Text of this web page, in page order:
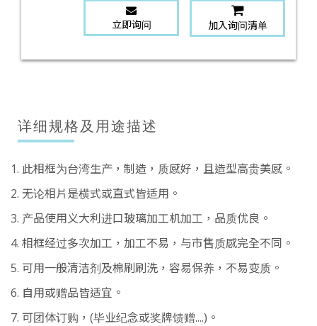
立即询问 加入询问清单
详细规格及用途描述
1. 此相框为台湾生产，制造，质感好，且造型高贵美感。
2. 无论相片是横式或直式皆适用。
3. 产品使用义大利进口玻璃加工机加工，品质优良。
4. 相框经过多次加工，加工不易，与市售质感完全不同。
5. 可用一般清洁剂及棉刷刷洗，容易保养，不易变质。
6. 自用或赠品皆适宜。
7. 可团体订购，(毕业纪念或奖牌馈赠....)。